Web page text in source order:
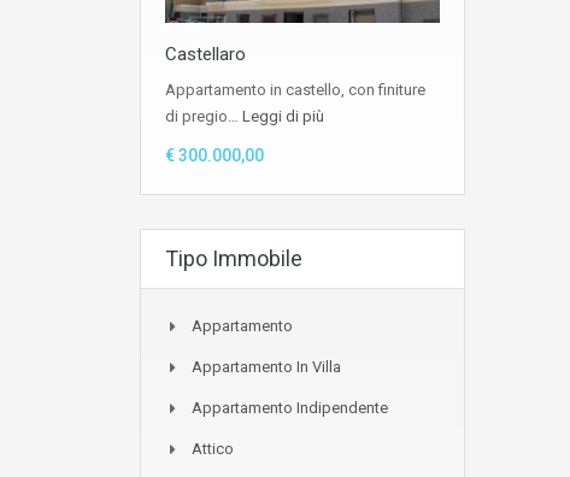
Castellaro
Appartamento in castello, con finiture
di pregio… Leggi di più
€ 300.000,00
Tipo Immobile
Appartamento
Appartamento In Villa
Appartamento Indipendente
Attico